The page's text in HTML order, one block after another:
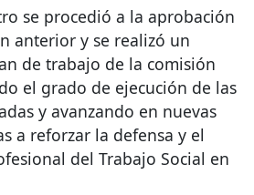
se procedió a la aprobación
anterior y se realizó un
de trabajo de la comisión
el grado de ejecución de las
y avanzando en nuevas
a reforzar la defensa y el
del Trabajo Social en